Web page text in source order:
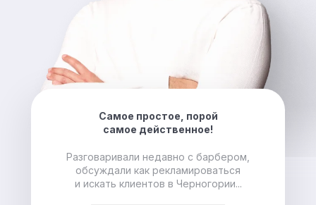
Самое простое, порой
самое действенное!
Разговаривали недавно с барбером,
обсуждали как рекламироваться
и искать клиентов в Черногории...